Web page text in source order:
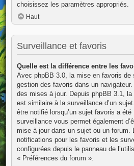
choisissez les paramètres appropriés.
Haut
Surveillance et favoris
Quelle est la différence entre les
Avec phpBB 3.0, la mise en favoris de
gestion des favoris dans un
des mises à jour. Depuis phpBB 3.1,
est similaire à la surveillance d’un
être notifié lorsqu’un sujet favoris a
surveillance vous permet également
mise à jour dans un sujet ou un forum.
notifications pour les favoris et les
configurées depuis le panneau de
« Préférences du forum ».